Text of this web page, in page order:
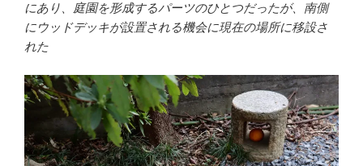
にあり、庭園を形成するパーツのひとつだったが、南側
にウッドデッキが設置される機会に現在の場所に移設さ
れた